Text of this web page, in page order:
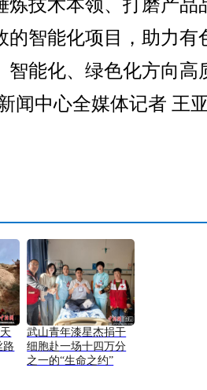
炼技术本领、打磨产品
的智能化项目，助力有
智能化、绿色化方向高
闻中心全媒体记者 王
路
武山青年漆星杰捐干
细胞赴一场十四万分
之一的“生命之约”